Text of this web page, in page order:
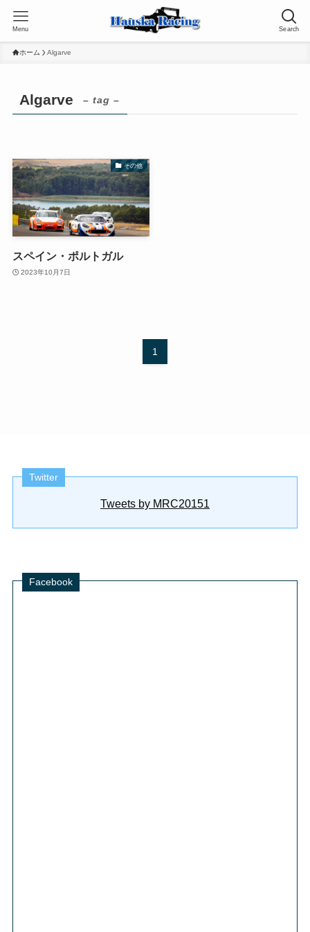
Search
Menu
ホーム Algarve
Algarve – tag –
その他
スペイン・ポルトガル
2023年10月7日
1
Twitter
Tweets by MRC20151
Facebook